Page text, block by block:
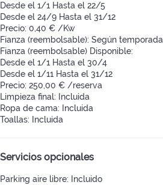
Desde el 1/1 Hasta el 22/5
Desde el 24/9 Hasta el 31/12
Precio: 0,40 € /Kw
Fianza (reembolsable): Según temporada
Fianza (reembolsable) Disponible:
Desde el 1/1 Hasta el 30/4
Desde el 1/11 Hasta el 31/12
Precio: 250,00 € /reserva
Limpieza final: Incluida
Ropa de cama: Incluida
Toallas: Incluida
Servicios opcionales
Parking aire libre: Incluido